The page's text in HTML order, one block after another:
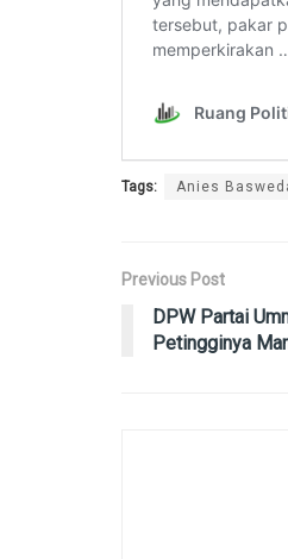
Tags: Anies
Previous Post
DPW Partai
Petingginya